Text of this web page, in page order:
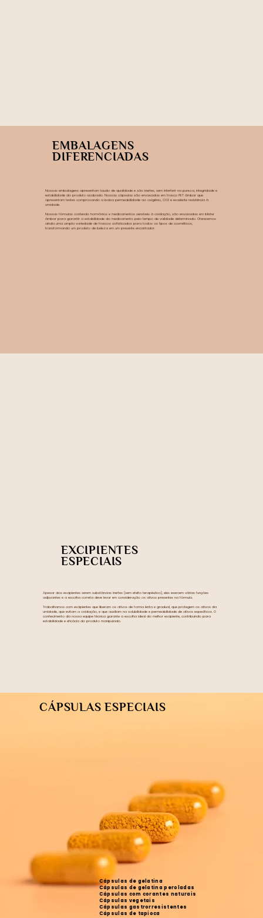
EMBALAGENS
DIFERENCIADAS
Nossas embalagens apresentam laudo de qualidade e são inertes, sem interferir na pureza, integridade e
estabilidade do produto acabado. Nossas cápsulas são envasadas em frasco PET âmbar que
apresentam testes comprovando a baixa permeabilidade ao oxigênio, CO2 e excelente resistência à
umidade.
Nossas fórmulas contendo hormônios e medicamentos sensíveis à oxidação, são envasadas em blister
âmbar para garantir a estabilidade do medicamento pelo tempo de validade determinado. Oferecemos
ainda uma ampla variedade de frascos sofisticados para todos os tipos de cosméticos,
transformando um produto de beleza em um presente encantador.
EXCIPIENTES
ESPECIAIS
Apesar dos excipientes serem substâncias inertes (sem efeito terapêutico), eles exercem várias funções
adjuvantes e a escolha correta deve levar em consideração os ativos presentes na fórmula.
Trabalhamos com excipientes que liberam os ativos de forma lenta e gradual, que protegem os ativos da
umidade, que evitam a oxidação, e que auxiliam na solubilidade e permeabilidade de ativos específicos. O
conhecimento da nossa equipe técnica garante a escolha ideal do melhor excipiente, contribuindo para
estabilidade e eficácia do produto manipulado.
CÁPSULAS ESPECIAIS
Cápsulas de gelatina
Cápsulas de gelatina peroladas
Cápsulas com corantes naturais
Cápsulas vegetais
Cápsulas gastrorresistentes
Cápsulas de tapioca